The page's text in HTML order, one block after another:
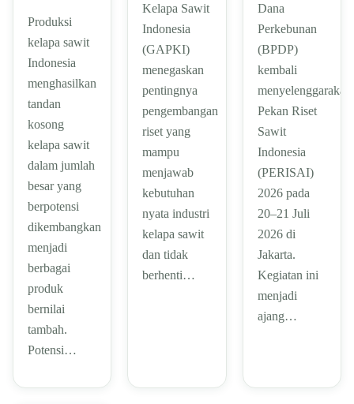
Produksi
kelapa sawit
Indonesia
menghasilkan
tandan
kosong
kelapa sawit
dalam jumlah
besar yang
berpotensi
dikembangkan
menjadi
berbagai
produk
bernilai
tambah.
Potensi…
Kelapa Sawit
Indonesia
(GAPKI)
menegaskan
pentingnya
pengembangan
riset yang
mampu
menjawab
kebutuhan
nyata industri
kelapa sawit
dan tidak
berhenti…
Dana
Perkebunan
(BPDP)
kembali
menyelenggarakan
Pekan Riset
Sawit
Indonesia
(PERISAI)
2026 pada
20–21 Juli
2026 di
Jakarta.
Kegiatan ini
menjadi
ajang…